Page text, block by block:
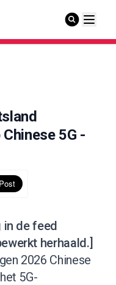
5G -
in de feed
herhaald.]
2026 Chinese
5G-